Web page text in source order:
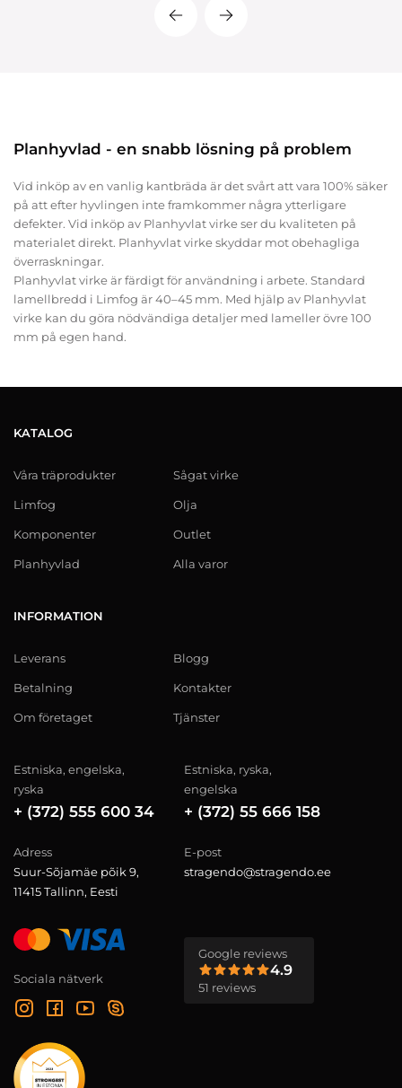
Planhyvlad - en snabb lösning på problem
Vid inköp av en vanlig kantbräda är det svårt att vara 100% säker
på att efter hyvlingen inte framkommer några ytterligare
defekter. Vid inköp av Planhyvlat virke ser du kvaliteten på
materialet direkt. Planhyvlat virke skyddar mot obehagliga
överraskningar.
Planhyvlat virke är färdigt för användning i arbete. Standard
lamellbredd i Limfog är 40–45 mm. Med hjälp av Planhyvlat
virke kan du göra nödvändiga detaljer med lameller övre 100
mm på egen hand.
KATALOG
Våra träprodukter
Limfog
Komponenter
Planhyvlad
Sågat virke
Olja
Outlet
Alla varor
INFORMATION
Leverans
Betalning
Om företaget
Blogg
Kontakter
Tjänster
Estniska, engelska,
ryska
+ (372) 555 600 34
Estniska, ryska,
engelska
+ (372) 55 666 158
Adress
Suur-Sõjamäe põik 9,
11415 Tallinn, Eesti
E-post
stragendo@stragendo.ee
Sociala nätverk
Google reviews
4.9
51 reviews